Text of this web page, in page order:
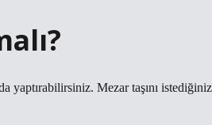
yaptırabilirsiniz. Mezar taşını istediğiniz